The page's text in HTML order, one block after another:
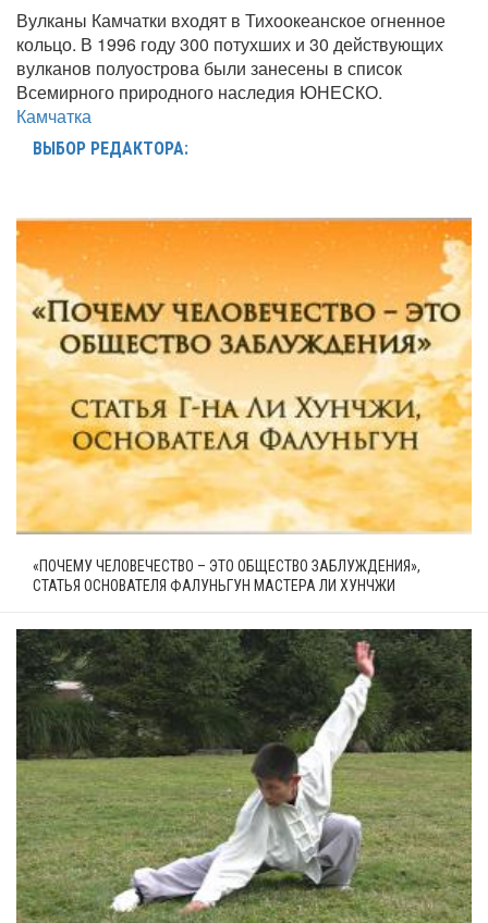
Вулканы Камчатки входят в Тихоокеанское огненное
кольцо. В 1996 году 300 потухших и 30 действующих
вулканов полуострова были занесены в список
Всемирного природного наследия ЮНЕСКО.
Камчатка
ВЫБОР РЕДАКТОРА:
«ПОЧЕМУ ЧЕЛОВЕЧЕСТВО – ЭТО ОБЩЕСТВО ЗАБЛУЖДЕНИЯ»,
СТАТЬЯ ОСНОВАТЕЛЯ ФАЛУНЬГУН МАСТЕРА ЛИ ХУНЧЖИ